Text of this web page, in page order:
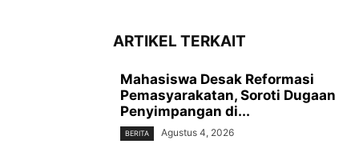
ARTIKEL TERKAIT
Mahasiswa Desak Reformasi
Pemasyarakatan, Soroti Dugaan
Penyimpangan di...
BERITA Agustus 4, 2026